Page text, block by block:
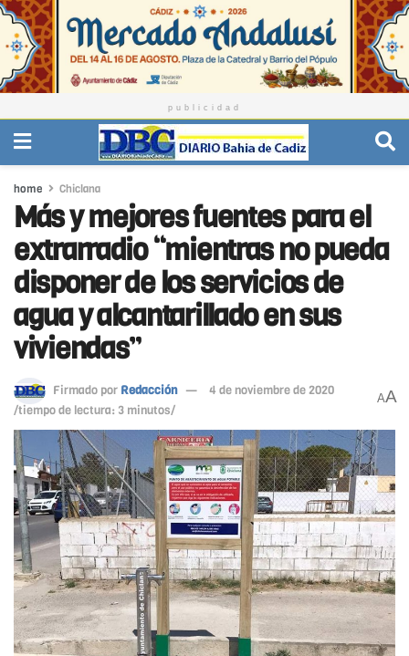
publicidad
home Chiclana
Más y mejores fuentes para el
extrarradio “mientras no pueda
disponer de los servicios de
agua y alcantarillado en sus
viviendas”
Firmado por Redacción
4 de noviembre de 2020
/tiempo de lectura: 3 minutos/
AA